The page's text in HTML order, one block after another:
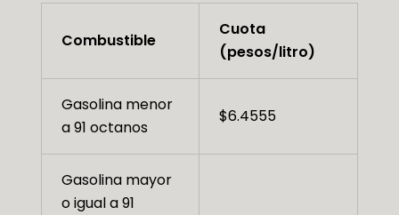
Combustible
Cuota
(pesos/litro)
Gasolina menor
a 91 octanos
$6.4555
Gasolina mayor
o igual a 91